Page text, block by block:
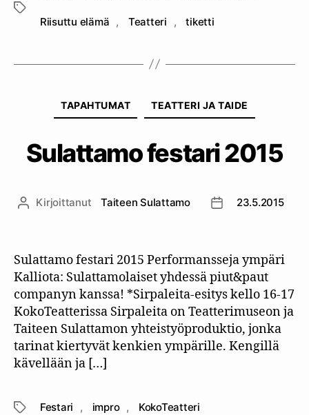
Avainsanat
Riisuttu elämä , Teatteri , tiketti
TAPAHTUMAT TEATTERI JA TAIDE
Sulattamo festari 2015
Kirjoittaja
Kirjoittanut Taiteen Sulattamo 23.5.2015
Sulattamo festari 2015 Performansseja ympäri
Kalliota: Sulattamolaiset yhdessä piut&paut
companyn kanssa! *Sirpaleita-esitys kello 16-17
KokoTeatterissa Sirpaleita on Teatterimuseon ja
Taiteen Sulattamon yhteistyöproduktio, jonka
tarinat kiertyvät kenkien ympärille. Kengillä
kävellään ja […]
Avainsanat
Festari , impro , KokoTeatteri